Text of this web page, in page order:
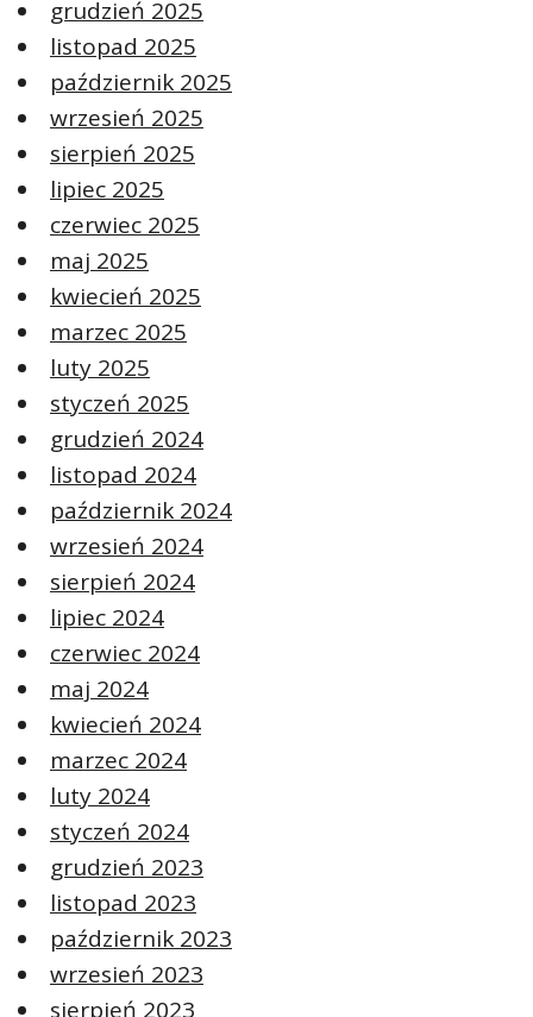
grudzień 2025
listopad 2025
październik 2025
wrzesień 2025
sierpień 2025
lipiec 2025
czerwiec 2025
maj 2025
kwiecień 2025
marzec 2025
luty 2025
styczeń 2025
grudzień 2024
listopad 2024
październik 2024
wrzesień 2024
sierpień 2024
lipiec 2024
czerwiec 2024
maj 2024
kwiecień 2024
marzec 2024
luty 2024
styczeń 2024
grudzień 2023
listopad 2023
październik 2023
wrzesień 2023
sierpień 2023